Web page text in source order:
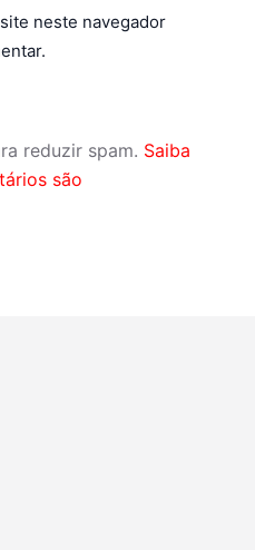
neste navegador
reduzir spam. Saiba
são